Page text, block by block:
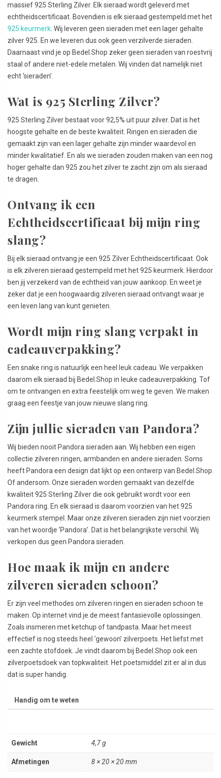
massief 925 Sterling Zilver. Elk sieraad wordt geleverd met
echtheidscertificaat. Bovendien is elk sieraad gestempeld met het
925 keurmerk . Wij leveren geen sieraden met een lager gehalte
zilver 925. En we leveren dus ook geen verzilverde sieraden.
Daarnaast vind je op Bedel.Shop zeker geen sieraden van roestvrij
staal of andere niet-edele metalen. Wij vinden dat namelijk niet
echt ‘sieraden’.
Wat is 925 Sterling Zilver?
925 Sterling Zilver bestaat voor 92,5% uit puur zilver. Dat is het
hoogste gehalte en de beste kwaliteit. Ringen en sieraden die
gemaakt zijn van een lager gehalte zijn minder waardevol en
minder kwalitatief. En als we sieraden zouden maken van een nog
hoger gehalte dan 925 zou het zilver te zacht zijn om als sieraad
te dragen.
Ontvang ik een
Echtheidscertificaat bij mijn ring
slang?
Bij elk sieraad ontvang je een 925 Zilver Echtheidscertificaat. Ook
is elk zilveren sieraad gestempeld met het 925 keurmerk. Hierdoor
ben jij verzekerd van de echtheid van jouw aankoop. En weet je
zeker dat je een hoogwaardig zilveren sieraad ontvangt waar je
een leven lang van kunt genieten.
Wordt mijn ring slang verpakt in
cadeauverpakking?
Een snake ring is natuurlijk een heel leuk cadeau. We verpakken
daarom elk sieraad bij Bedel.Shop in leuke cadeauverpakking. Tof
om te ontvangen en extra feestelijk om weg te geven. We maken
graag een feestje van jouw nieuwe slang ring.
Zijn jullie sieraden van Pandora?
Wij bieden nooit Pandora sieraden aan. Wij hebben een eigen
collectie zilveren ringen, armbanden en andere sieraden. Soms
heeft Pandora een design dat lijkt op een ontwerp van Bedel.Shop.
Of andersom. Onze sieraden worden gemaakt van dezelfde
kwaliteit 925 Sterling Zilver die ook gebruikt wordt voor een
Pandora ring. En elk sieraad is daarom voorzien van het 925
keurmerk stempel. Maar onze zilveren sieraden zijn niet voorzien
van het woordje ‘Pandora’. Dat is het belangrijkste verschil. Wij
verkopen dus geen Pandora sieraden.
Hoe maak ik mijn en andere
zilveren sieraden schoon?
Er zijn veel methodes om zilveren ringen en sieraden schoon te
maken. Op internet vind je de meest fantasievolle oplossingen.
Zoals insmeren met ketchup of tandpasta. Maar het meest
effectief is nog steeds heel ‘gewoon’ zilverpoets. Het liefst met
een zachte stofdoek. Je vindt daarom bij Bedel.Shop ook een
zilverpoetsdoek van topkwaliteit. Het poetsmiddel zit er al in dus
dat is super handig.
Handig om te weten
Gewicht 4,7 g
Afmetingen 8 × 20 × 20 mm